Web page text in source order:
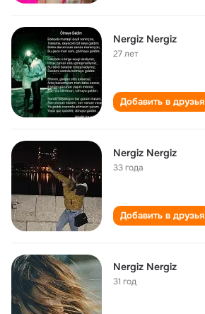
Nergiz Nergiz
27 лет
Добавить в друзья
Nergiz Nergiz
33 года
Добавить в друзья
Nergiz Nergiz
31 год